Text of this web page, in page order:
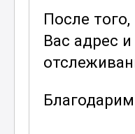
В
механизмы
также
окажется
После
Вас адрес